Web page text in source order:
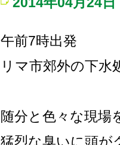
午前7時出発
リマ市郊外の下水
随分と色々な現場
猛烈な臭いに頭が